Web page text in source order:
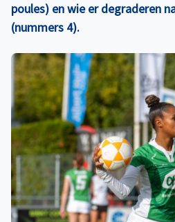
poules) en wie er degraderen
(nummers 4).